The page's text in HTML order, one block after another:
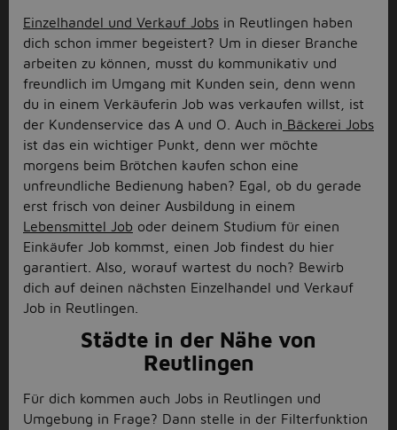
Einzelhandel und Verkauf Jobs in Reutlingen haben
dich schon immer begeistert? Um in dieser Branche
arbeiten zu können, musst du kommunikativ und
freundlich im Umgang mit Kunden sein, denn wenn
du in einem Verkäuferin Job was verkaufen willst, ist
der Kundenservice das A und O. Auch in Bäckerei Jobs
ist das ein wichtiger Punkt, denn wer möchte
morgens beim Brötchen kaufen schon eine
unfreundliche Bedienung haben? Egal, ob du gerade
erst frisch von deiner Ausbildung in einem
Lebensmittel Job oder deinem Studium für einen
Einkäufer Job kommst, einen Job findest du hier
garantiert. Also, worauf wartest du noch? Bewirb
dich auf deinen nächsten Einzelhandel und Verkauf
Job in Reutlingen.
Städte in der Nähe von
Reutlingen
Für dich kommen auch Jobs in Reutlingen und
Umgebung in Frage? Dann stelle in der Filterfunktion